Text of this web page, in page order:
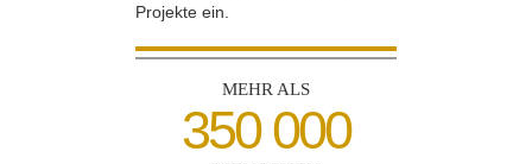
Projekte ein.
MEHR ALS
350 000